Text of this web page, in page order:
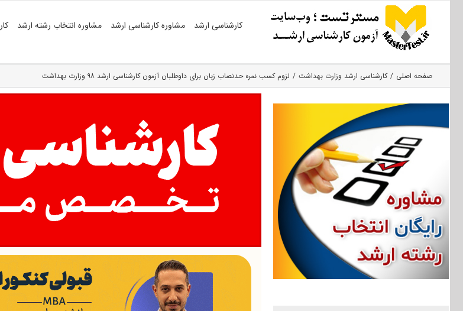
کارشناسی ارشد مشاوره کارشناسی ارشد مشاوره انتخاب رشته ارشد
صفحه اصلی کارشناسی ارشد وزارت بهداشت لزوم کسب نمره حدنصاب زبان برای داوطلبان آزمون کارشناسی ارشد ۹۸ وزارت بهداشت